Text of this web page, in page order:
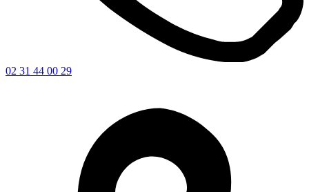
02 31 44 00 29